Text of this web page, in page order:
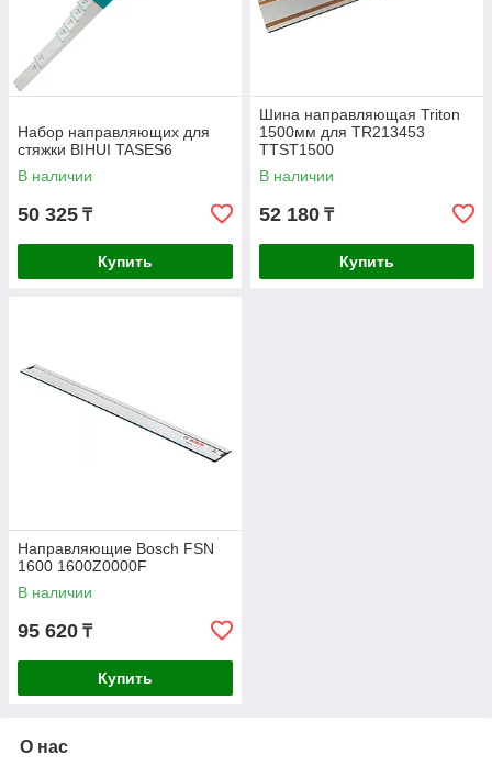
Набор направляющих для
стяжки BIHUI TASES6
В наличии
50 325 ₸
Купить
Шина направляющая Triton
1500мм для TR213453
TTST1500
В наличии
52 180 ₸
Купить
Направляющие Bosch FSN
1600 1600Z0000F
В наличии
95 620 ₸
Купить
О нас